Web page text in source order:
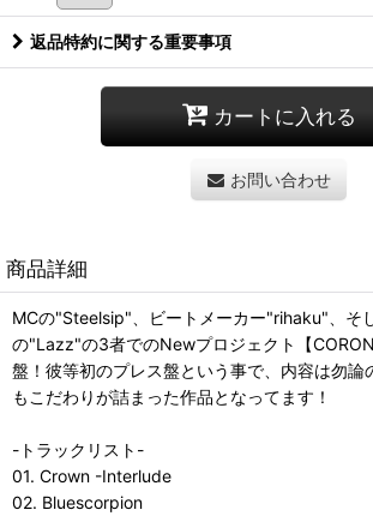
返品特約に関する重要事項
カートに入れる
お問い合わせ
商品詳細
MCの"Steelsip"、ビートメーカー"rihaku"、そ
の"Lazz"の3者でのNewプロジェクト【
盤！彼等初のプレス盤という事で、内容は勿論
もこだわりが詰まった作品となってます！
-トラックリスト-
01. Crown -Interlude
02. Bluescorpion